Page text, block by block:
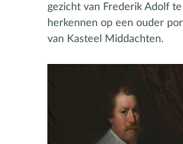
gezicht van Frederik Adolf te
herkennen op een ouder
van Kasteel Middachten.